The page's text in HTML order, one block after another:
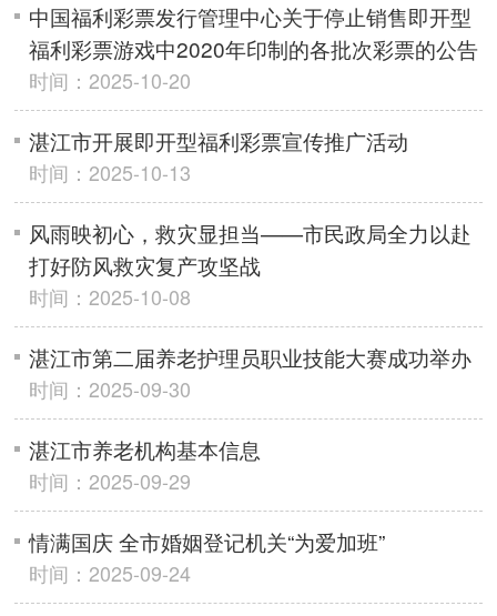
中国福利彩票发行管理中心关于停止销售即开型
福利彩票游戏中2020年印制的各批次彩票的公告
时间：2025-10-20
湛江市开展即开型福利彩票宣传推广活动
时间：2025-10-13
风雨映初心，救灾显担当——市民政局全力以赴
打好防风救灾复产攻坚战
时间：2025-10-08
湛江市第二届养老护理员职业技能大赛成功举办
时间：2025-09-30
湛江市养老机构基本信息
时间：2025-09-29
情满国庆 全市婚姻登记机关“为爱加班”
时间：2025-09-24